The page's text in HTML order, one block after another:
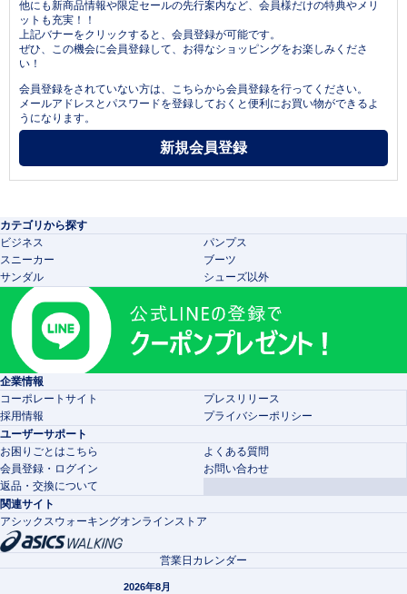
他にも新商品情報や限定セールの先行案内など、会員様だけの特典やメリ
ットも充実！！
上記バナーをクリックすると、会員登録が可能です。
ぜひ、この機会に会員登録して、お得なショッピングをお楽しみくださ
い！
会員登録をされていない方は、こちらから会員登録を行ってください。
メールアドレスとパスワードを登録しておくと便利にお買い物ができるよ
うになります。
カテゴリから探す
ビジネス
パンプス
スニーカー
ブーツ
サンダル
シューズ以外
企業情報
コーポレートサイト
プレスリリース
採用情報
プライバシーポリシー
ユーザーサポート
お困りごとはこちら
よくある質問
会員登録・ログイン
お問い合わせ
返品・交換について
関連サイト
アシックスウォーキングオンラインストア
営業日カレンダー
2026年8月